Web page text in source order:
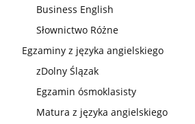
Business English
Słownictwo Różne
Egzaminy z języka angielskiego
zDolny Ślązak
Egzamin ósmoklasisty
Matura z języka angielskiego